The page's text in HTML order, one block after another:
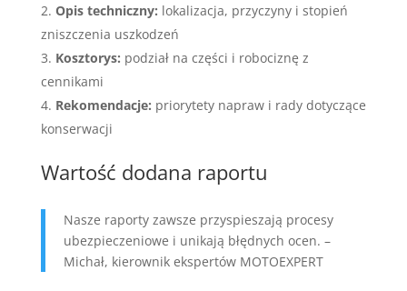
Opis techniczny: lokalizacja, przyczyny i stopień
zniszczenia uszkodzeń
Kosztorys: podział na części i robociznę z
cennikami
Rekomendacje: priorytety napraw i rady dotyczące
konserwacji
Wartość dodana raportu
Nasze raporty zawsze przyspieszają procesy
ubezpieczeniowe i unikają błędnych ocen. –
Michał, kierownik ekspertów MOTOEXPERT